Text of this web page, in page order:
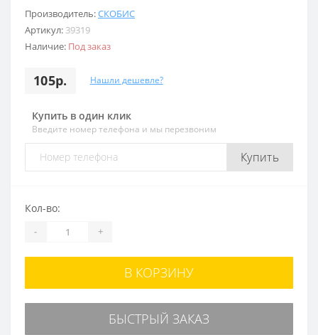
Производитель:СКОБИС
Артикул: 39319
Наличие: Под заказ
105р. Нашли дешевле?
Купить в один клик
Введите номер телефона и мы перезвоним
Купить
Кол-во:
- +
В КОРЗИНУ
БЫСТРЫЙ ЗАКАЗ